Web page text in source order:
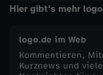
s
t
a
Hier gibt's mehr
logo.de im Web
Kommentieren,
Kurznews und